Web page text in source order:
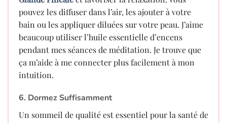
pouvez les diffuser dans l’air, les ajouter à votre
bain ou les appliquer diluées sur votre peau. J’aime
beaucoup utiliser l’huile essentielle d’encens
pendant mes séances de méditation. Je trouve que
ça m’aide à me connecter plus facilement à mon
intuition.
6. Dormez Suffisamment
Un sommeil de qualité est essentiel pour la santé de